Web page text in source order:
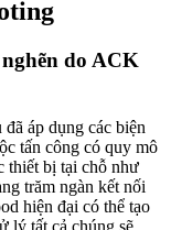
do ACK
áp dụng các biện
tấn công có quy mô
thiết bị tại chỗ như
trăm ngàn kết nối
hiện đại có thể tạo
lý tất cả chúng sẽ